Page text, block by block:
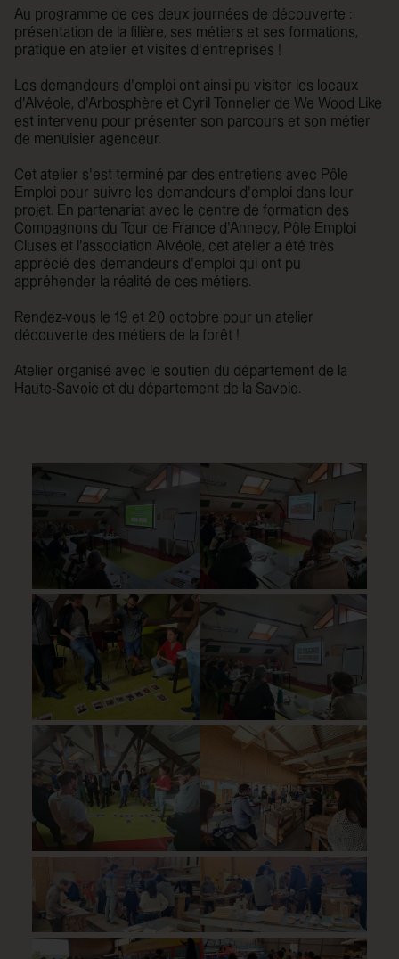
Au programme de ces deux journées de découverte :
présentation de la filière, ses métiers et ses formations,
pratique en atelier et visites d'entreprises !
Les demandeurs d'emploi ont ainsi pu visiter les locaux
d'Alvéole, d'Arbosphère et Cyril Tonnelier de We Wood Like
est intervenu pour présenter son parcours et son métier
de menuisier agenceur.
Cet atelier s'est terminé par des entretiens avec Pôle
Emploi pour suivre les demandeurs d'emploi dans leur
projet. En partenariat avec le centre de formation des
Compagnons du Tour de France d'Annecy, Pôle Emploi
Cluses et l'association Alvéole, cet atelier a été très
apprécié des demandeurs d'emploi qui ont pu
appréhender la réalité de ces métiers.
Rendez-vous le 19 et 20 octobre pour un atelier
découverte des métiers de la forêt !
Atelier organisé avec le soutien du département de la
Haute-Savoie et du département de la Savoie.